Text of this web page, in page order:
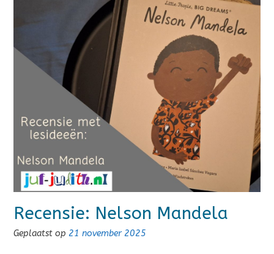
Recensie: Nelson Mandela
Geplaatst op 21 november 2025